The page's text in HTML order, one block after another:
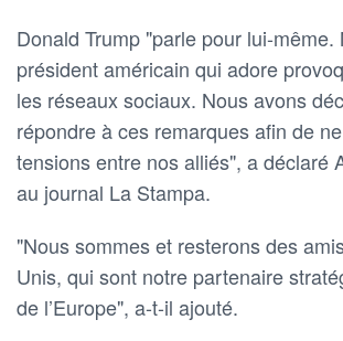
Donald Trump "parle pour lui-même.
président américain qui adore
les réseaux sociaux. Nous avons
répondre à ces remarques afin de
tensions entre nos alliés", a déclaré
au journal La Stampa.
"Nous sommes et resterons des
Unis, qui sont notre partenaire
de l’Europe", a-t-il ajouté.